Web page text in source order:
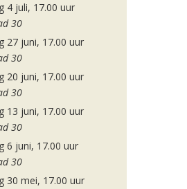
4 juli, 17.00 uur
30
27 juni, 17.00 uur
30
20 juni, 17.00 uur
30
13 juni, 17.00 uur
30
6 juni, 17.00 uur
30
30 mei, 17.00 uur